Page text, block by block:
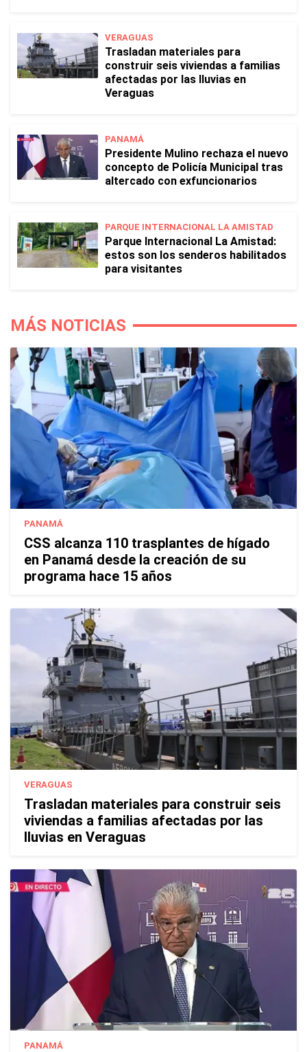
VERAGUAS
Trasladan materiales para
construir seis viviendas a familias
afectadas por las lluvias en
Veraguas
PANAMÁ
Presidente Mulino rechaza el nuevo
concepto de Policía Municipal tras
altercado con exfuncionarios
PARQUE INTERNACIONAL LA AMISTAD
Parque Internacional La Amistad:
estos son los senderos habilitados
para visitantes
MÁS NOTICIAS
PANAMÁ
CSS alcanza 110 trasplantes de hígado
en Panamá desde la creación de su
programa hace 15 años
VERAGUAS
Trasladan materiales para construir seis
viviendas a familias afectadas por las
lluvias en Veraguas
PANAMÁ